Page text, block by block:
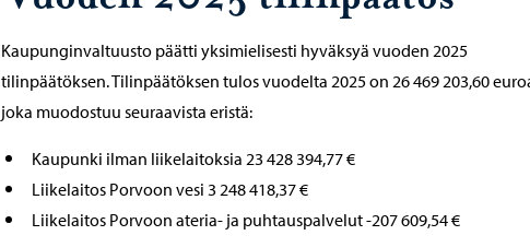
Kaupunginvaltuusto päätti yksimielisesti hyväksyä vuoden 2025
tilinpäätöksen. Tilinpäätöksen tulos vuodelta 2025 on 26 469 203,60
joka muodostuu seuraavista eristä:
Kaupunki ilman liikelaitoksia 23 428 394,77 €
Liikelaitos Porvoon vesi 3 248 418,37 €
Liikelaitos Porvoon ateria- ja puhtauspalvelut -207 609,54 €